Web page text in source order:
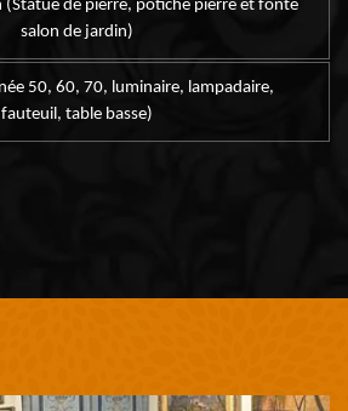
de pierre, potiche pierre et fonte
salon de jardin)
50, 60, 70, luminaire, lampadaire,
fauteuil, table basse)